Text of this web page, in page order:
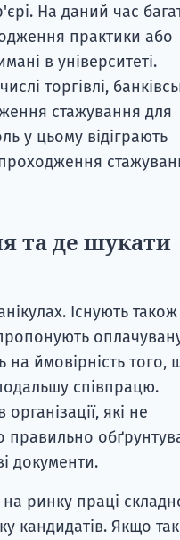
На даний час
практики або
в університеті.
торгівлі,
стажування для
у цьому відіграють
та де шукати
Існують також
на ймовірність того,
співпрацю.
які не
правильно
документи.
ринку праці
кандидатів. Якщо